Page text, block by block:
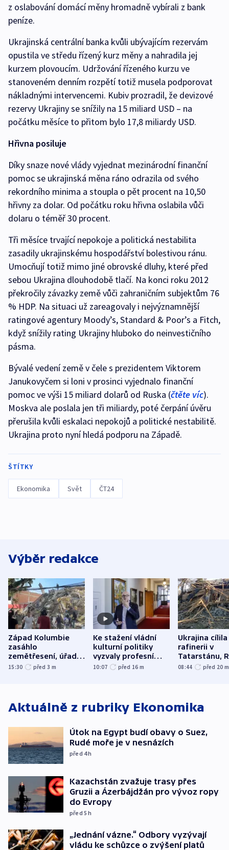
z oslabování domácí měny hromadně vybírali z bank
peníze.
Ukrajinská centrální banka kvůli ubývajícím rezervám
opustila ve středu řízený kurz měny a nahradila jej
kurzem plovoucím. Udržování řízeného kurzu ve
stanoveném denním rozpětí totiž musela podporovat
nákladnými intervencemi. Kubiv prozradil, že devizové
rezervy Ukrajiny se snížily na 15 miliard USD – na
počátku měsíce to přitom bylo 17,8 miliardy USD.
Hřivna posiluje
Díky snaze nové vlády vyjednat mezinárodní finanční
pomoc se ukrajinská měna ráno odrazila od svého
rekordního minima a stoupla o pět procent na 10,50
hřivny za dolar. Od počátku roku hřivna oslabila vůči
dolaru o téměř 30 procent.
Tři měsíce trvající nepokoje a politická nestabilita
zasadily ukrajinskému hospodářství bolestivou ránu.
Umocňují totiž mimo jiné obrovské dluhy, které před
sebou Ukrajina dlouhodobě tlačí. Na konci roku 2012
překročily závazky země vůči zahraničním subjektům 76
% HDP. Na situaci už zareagovaly i nejvýznamnější
ratingové agentury Moody’s, Standard & Poor’s a Fitch,
když snížily rating Ukrajiny hluboko do neinvestičního
pásma.
Bývalé vedení země v čele s prezidentem Viktorem
Janukovyčem si loni v prosinci vyjednalo finanční
pomoc ve výši 15 miliard dolarů od Ruska (čtěte víc).
Moskva ale poslala jen tři miliardy, poté čerpání úvěru
přerušila kvůli eskalaci nepokojů a politické nestabilitě.
Ukrajina proto nyní hledá podporu na Západě.
ŠTÍTKY
Ekonomika Svět ČT24
Výběr redakce
Západ Kolumbie
zasáhlo
zemětřesení, úřady
hlásí přes sto obětí
15:30 před 3 m
Ke stažení vládní
kulturní politiky
vyzvaly profesní
organizace, spolky i
10:07 před 16 m
Ukrajina cílila
rafinerii v
Tatarstánu,
útočilo na
08:44 před 20 m
Aktuálně z rubriky Ekonomika
Útok na Egypt budí obavy o Suez,
Rudé moře je v nesnázích
před 4h
Kazachstán zvažuje trasy přes
Gruzii a Ázerbájdžán pro vývoz ropy
do Evropy
před 5h
„Jednání vázne.“ Odbory vyzývají
vládu ke schůzce o zvýšení platů